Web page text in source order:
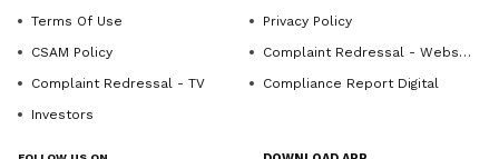
Terms Of Use
Privacy Policy
CSAM Policy
Complaint Redressal - Website
Complaint Redressal - TV
Compliance Report Digital
Investors